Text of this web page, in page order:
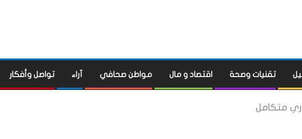
تقنيات وصحة اقتصاد و مال مواطن صحافي آراء تواصل وأفكار
متكامل